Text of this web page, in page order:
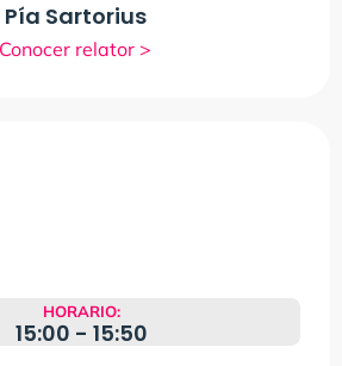
Pía Sartorius
Conocer relator >
HORARIO:
15:00 - 15:50